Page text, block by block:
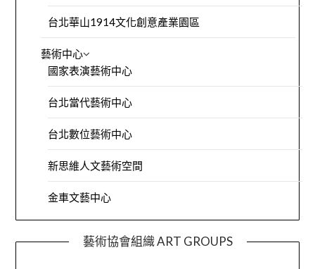
台北華山1914文化創意產業園區
藝術中心
國家表演藝術中心
台北當代藝術中心
台北數位藝術中心
新思維人文藝術空間
金車文藝中心
藝術協會組織 ART GROUPS